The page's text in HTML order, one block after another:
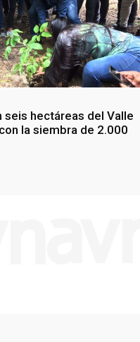
seis hectáreas del Valle
la siembra de 2.000